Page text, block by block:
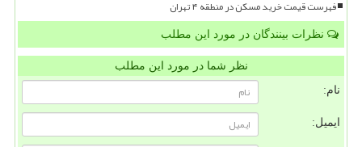
فهرست قیمت خرید مسکن در منطقه ۴ تهران
نظرات بینندگان در مورد این مطلب
نظر شما در مورد این مطلب
نام:
ایمیل: